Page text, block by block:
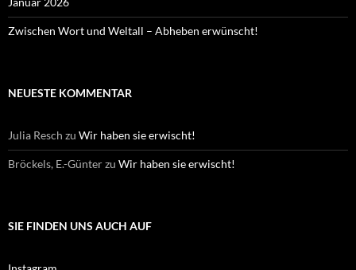
Zwischen Wort und Weltall – Abheben erwünscht!
NEUESTE KOMMENTAR
Julia Resch zu Wir haben sie erwischt!
Bröckels, E.-Günterzu Wir haben sie erwischt!
SIE FINDEN UNS AUCH AUF